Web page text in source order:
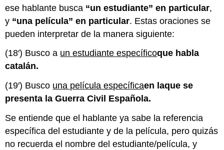
ese hablante busca “un estudiante” en particular,
y “una película” en particular. Estas oraciones se
pueden interpretar de la manera siguiente:
(18′) Busco a un estudiante específicoque habla
catalán.
(19′) Busco una película específicaen laque se
presenta la Guerra Civil Española.
Se entiende que el hablante ya sabe la referencia
específica del estudiante y de la película, pero quizás
no recuerda el nombre del estudiante/película, y